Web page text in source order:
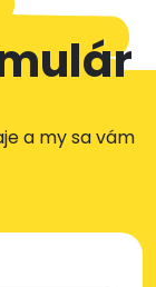
a my sa vám